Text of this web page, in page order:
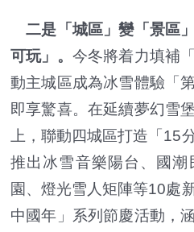
二是「城區」變「景區
可玩」。 今冬將着力填補
動主城區成為冰雪體驗「
即享驚喜。在延續夢幻雪
上，聯動四城區打造「15
推出冰雪音樂陽台、國
園、燈光雪人矩陣等10處
中國年」系列節慶活動，